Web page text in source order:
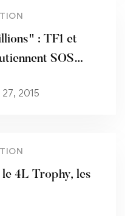
: TF1 et
SOS
2015
4L Trophy, les